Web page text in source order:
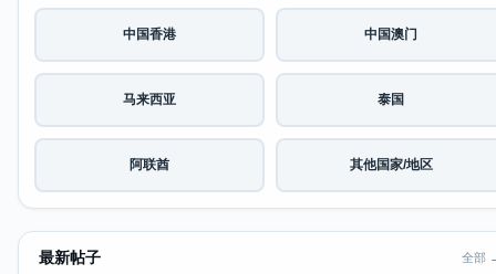
中国香港 中国澳门
马来西亚 泰国
阿联酋 其他国家/地区
最新帖子 全部